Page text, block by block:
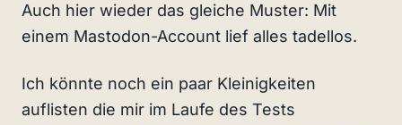
Auch hier wieder das gleiche Muster: Mit
einem Mastodon-Account lief alles tadellos.
Ich könnte noch ein paar Kleinigkeiten
auflisten die mir im Laufe des Tests